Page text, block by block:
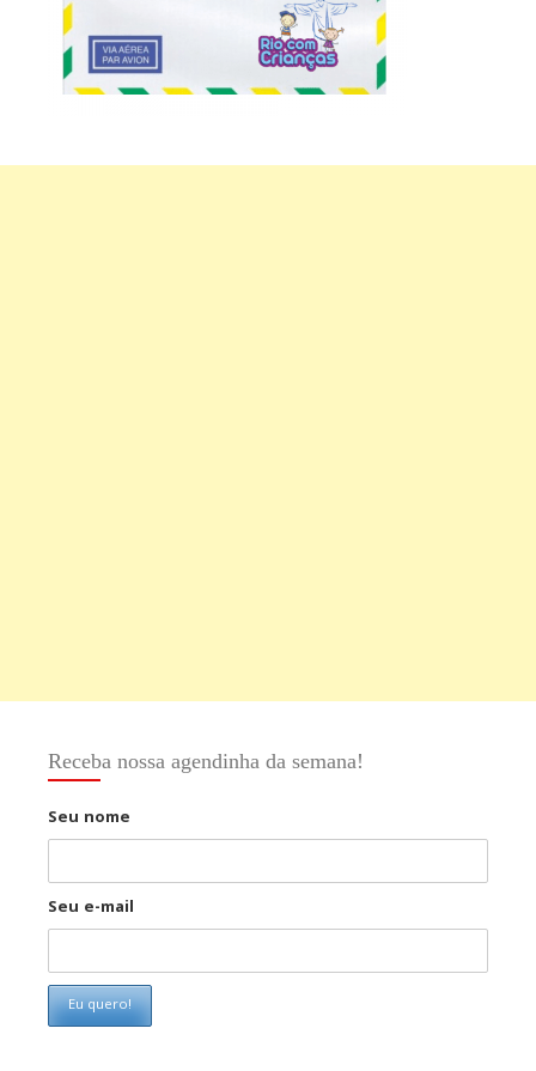
Receba nossa agendinha da semana!
Seu nome
Seu e-mail